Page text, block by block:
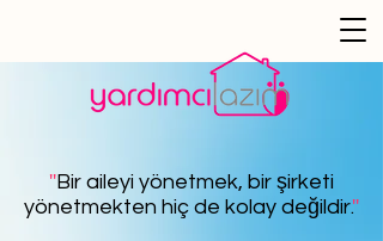
''Bir aileyi yönetmek, bir şirketi
yönetmekten hiç de kolay değildir.''